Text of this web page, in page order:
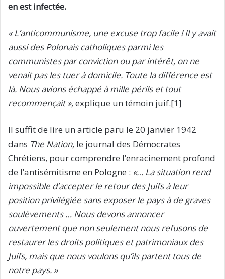
en est infectée.
« L’anticommunisme, une excuse trop facile ! Il y avait
aussi des Polonais catholiques parmi les
communistes par conviction ou par intérêt, on ne
venait pas les tuer à domicile. Toute la différence est
là. Nous avions échappé à mille périls et tout
recommençait »,explique un témoin juif.[1]
Il suffit de lire un article paru le 20 janvier 1942
dans The Nation, le journal des Démocrates
Chrétiens, pour comprendre l’enracinement profond
de l’antisémitisme en Pologne : «… La situation rend
impossible d’accepter le retour des Juifs à leur
position privilégiée sans exposer le pays à de graves
soulèvements … Nous devons annoncer
ouvertement que non seulement nous refusons de
restaurer les droits politiques et patrimoniaux des
Juifs, mais que nous voulons qu’ils partent tous de
notre pays. »